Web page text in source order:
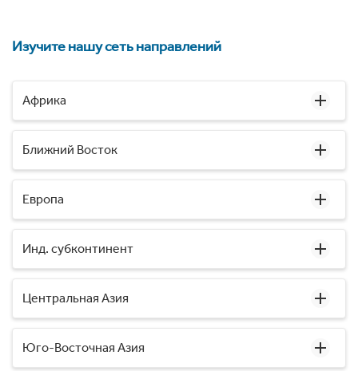
Изучите нашу сеть направлений
Африка
Ближний Восток
Европа
Инд. субконтинент
Центральная Азия
Юго-Восточная Азия